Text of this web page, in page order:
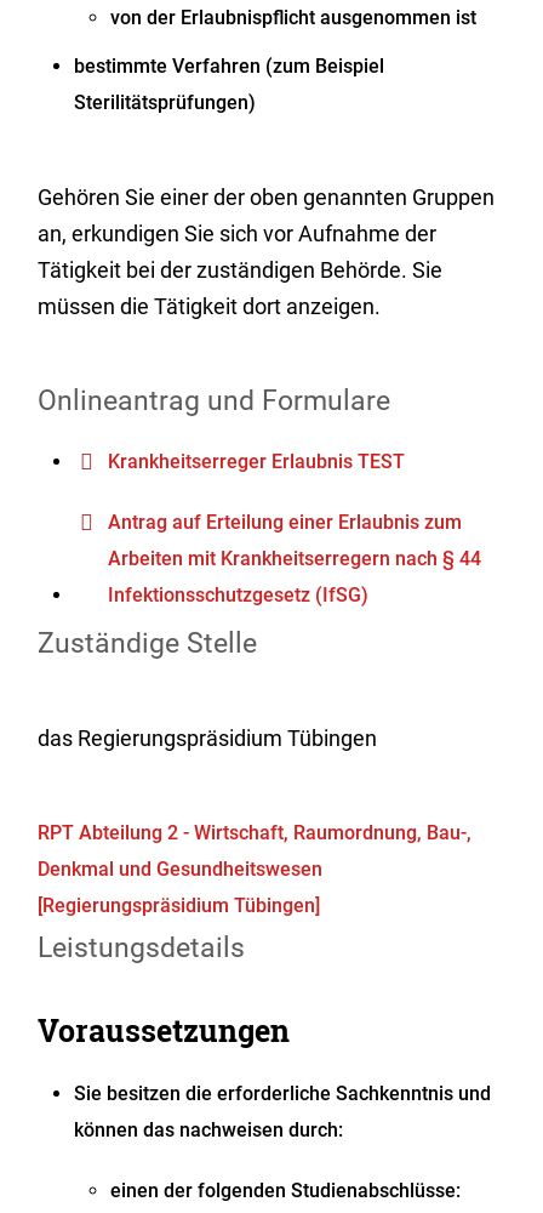
von der Erlaubnispflicht ausgenommen ist
bestimmte Verfahren (zum Beispiel
Sterilitätsprüfungen)
Gehören Sie einer der oben genannten Gruppen
an, erkundigen Sie sich vor Aufnahme der
Tätigkeit bei der zuständigen Behörde. Sie
müssen die Tätigkeit dort anzeigen.
Onlineantrag und Formulare
Krankheitserreger Erlaubnis TEST
Antrag auf Erteilung einer Erlaubnis zum
Arbeiten mit Krankheitserregern nach § 44
Infektionsschutzgesetz (IfSG)
Zuständige Stelle
das Regierungspräsidium Tübingen
RPT Abteilung 2 - Wirtschaft, Raumordnung, Bau-,
Denkmal und Gesundheitswesen
[Regierungspräsidium Tübingen]
Leistungsdetails
Voraussetzungen
Sie besitzen die erforderliche Sachkenntnis und
können das nachweisen durch:
einen der folgenden Studienabschlüsse: